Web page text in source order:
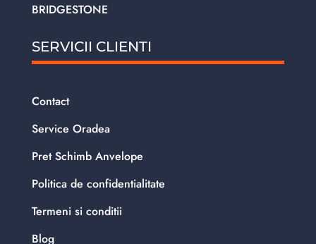
BRIDGESTONE
SERVICII CLIENTI
Contact
Service Oradea
Pret Schimb Anvelope
Politica de confidentialitate
Termeni si conditii
Blog